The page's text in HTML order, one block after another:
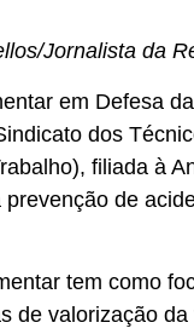
Jornalista da
em Defesa
dos
filiada à
de
tem como
de valorização